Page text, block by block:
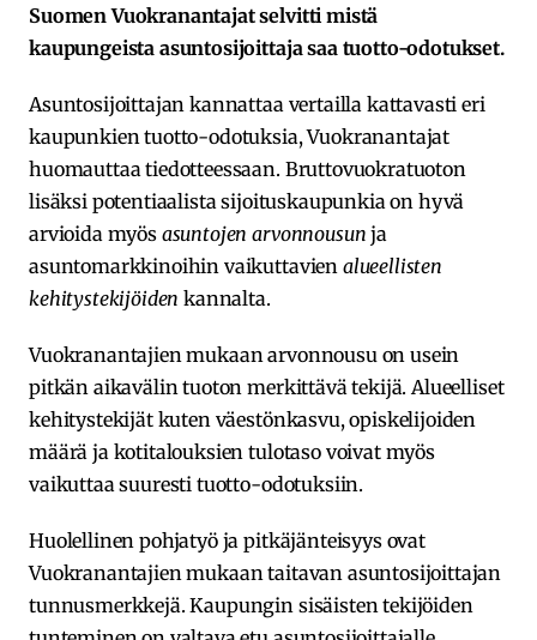
Suomen Vuokranantajat selvitti mistä
kaupungeista asuntosijoittaja saa tuotto-odotukset.
Asuntosijoittajan kannattaa vertailla kattavasti eri
kaupunkien tuotto-odotuksia, Vuokranantajat
huomauttaa tiedotteessaan. Bruttovuokratuoton
lisäksi potentiaalista sijoituskaupunkia on hyvä
arvioida myös asuntojen arvonnousun ja
asuntomarkkinoihin vaikuttavien alueellisten
kehitystekijöidenkannalta.
Vuokranantajien mukaan arvonnousu on usein
pitkän aikavälin tuoton merkittävä tekijä. Alueelliset
kehitystekijät kuten väestönkasvu, opiskelijoiden
määrä ja kotitalouksien tulotaso voivat myös
vaikuttaa suuresti tuotto-odotuksiin.
Huolellinen pohjatyö ja pitkäjänteisyys ovat
Vuokranantajien mukaan taitavan asuntosijoittajan
tunnusmerkkejä. Kaupungin sisäisten tekijöiden